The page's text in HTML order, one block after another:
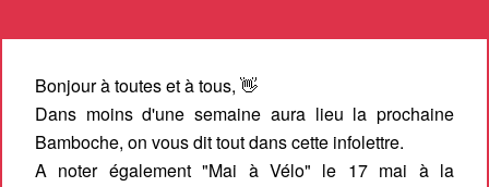
Bonjour à toutes et à tous, 👋
Dans moins d'une semaine aura lieu la prochaine
Bamboche, on vous dit tout dans cette infolettre.
A noter également "Mai à Vélo" le 17 mai à la